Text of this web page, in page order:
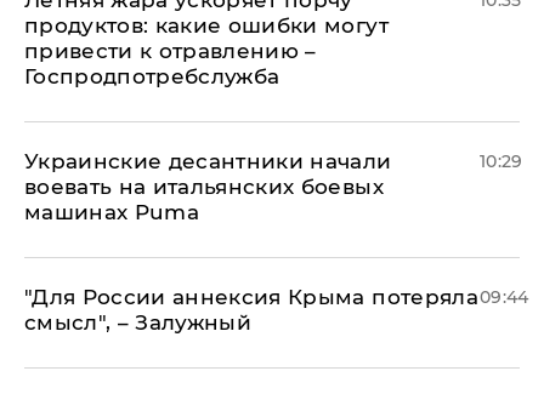
продуктов: какие ошибки могут
привести к отравлению –
Госпродпотребслужба
Украинские десантники начали
воевать на итальянских боевых
машинах Puma
10:29
"Для России аннексия Крыма потеряла
смысл", – Залужный
09:44